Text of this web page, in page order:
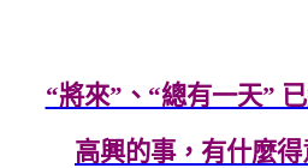
“將來”、“總有一天”
高興的事，有什麼